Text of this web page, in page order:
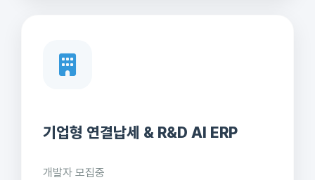
기업형 연결납세 & R&D AI ERP
개발자 모집중